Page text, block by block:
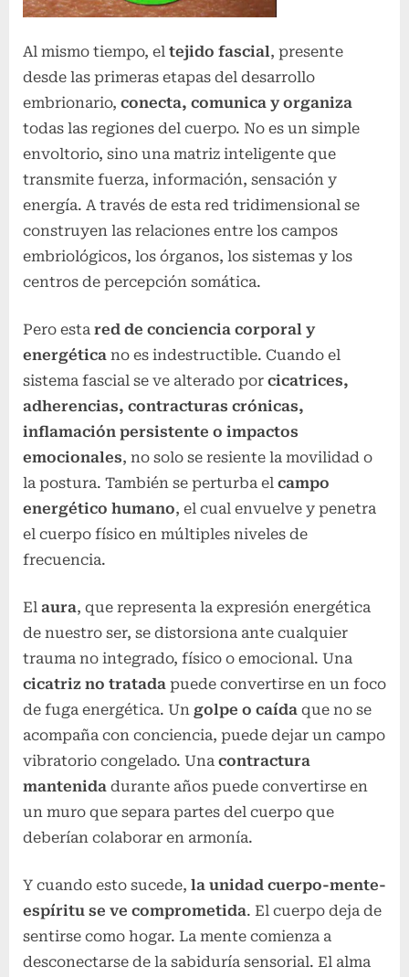
Al mismo tiempo, el tejido fascial, presente
desde las primeras etapas del desarrollo
embrionario, conecta, comunica y organiza
todas las regiones del cuerpo. No es un simple
envoltorio, sino una matriz inteligente que
transmite fuerza, información, sensación y
energía. A través de esta red tridimensional se
construyen las relaciones entre los campos
embriológicos, los órganos, los sistemas y los
centros de percepción somática.
Pero esta red de conciencia corporal y
energética no es indestructible. Cuando el
sistema fascial se ve alterado por cicatrices,
adherencias, contracturas crónicas,
inflamación persistente o impactos
emocionales, no solo se resiente la movilidad o
la postura. También se perturba el campo
energético humano, el cual envuelve y penetra
el cuerpo físico en múltiples niveles de
frecuencia.
El aura, que representa la expresión energética
de nuestro ser, se distorsiona ante cualquier
trauma no integrado, físico o emocional. Una
cicatriz no tratada puede convertirse en un foco
de fuga energética. Un golpe o caída que no se
acompaña con conciencia, puede dejar un campo
vibratorio congelado. Una contractura
mantenida durante años puede convertirse en
un muro que separa partes del cuerpo que
deberían colaborar en armonía.
Y cuando esto sucede, la unidad cuerpo-mente-
espíritu se ve comprometida. El cuerpo deja de
sentirse como hogar. La mente comienza a
desconectarse de la sabiduría sensorial. El alma